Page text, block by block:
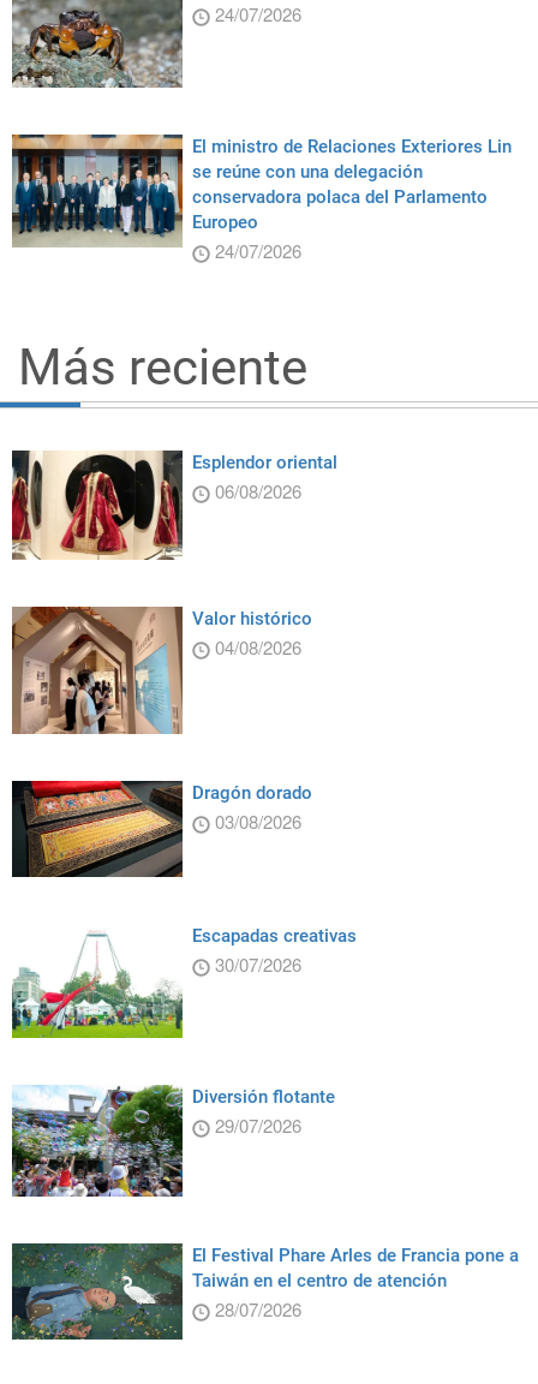
24/07/2026
El ministro de Relaciones Exteriores Lin
se reúne con una delegación
conservadora polaca del Parlamento
Europeo
24/07/2026
Más reciente
Esplendor oriental
06/08/2026
Valor histórico
04/08/2026
Dragón dorado
03/08/2026
Escapadas creativas
30/07/2026
Diversión flotante
29/07/2026
El Festival Phare Arles de Francia pone a
Taiwán en el centro de atención
28/07/2026